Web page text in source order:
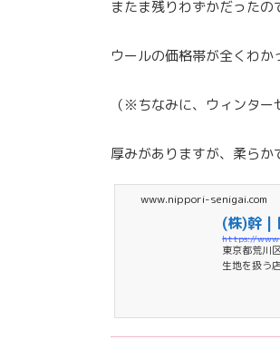
またま残りわずかだったの
ウールの価格帯が全くわ
（※ちなみに、ウィンター
厚みがありますが、柔らか
www.nippori-senigai.com
(株)幹 |
https://
東京都荒川
生地を扱う